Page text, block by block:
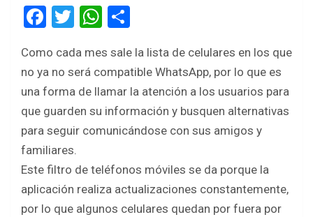
F
ce
b
o
o
k
T
tt
er
W
at
s
A
p
ar
e
Como cada mes sale la lista de celulares en los que
no ya no será compatible WhatsApp, por lo que es
una forma de llamar la atención a los usuarios para
que guarden su información y busquen alternativas
para seguir comunicándose con sus amigos y
familiares.
Este filtro de teléfonos móviles se da porque la
aplicación realiza actualizaciones constantemente,
por lo que algunos celulares quedan por fuera por